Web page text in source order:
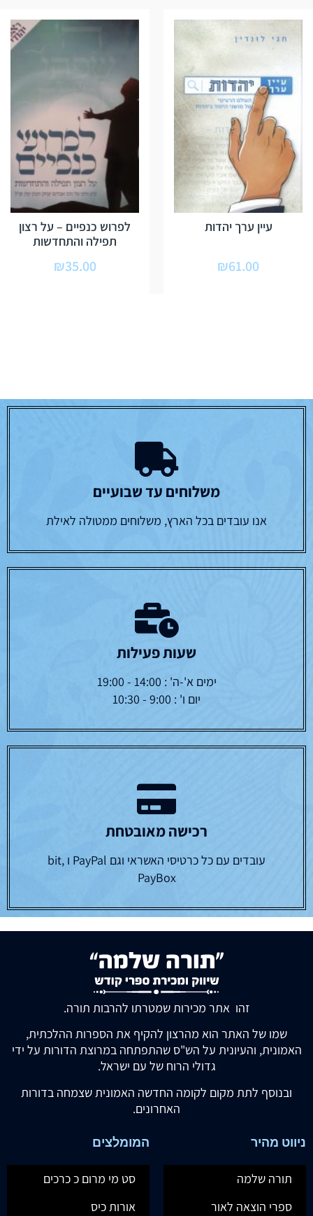
עיין ערך יהדות
₪61.00
לפרוש כנפיים – על רצון
תפילה והתחדשות
₪35.00
משלוחים עד שבועיים
אנו עובדים בכל הארץ, משלוחים ממטולה לאילת
שעות פעילות
ימים א'-ה' : 14:00 - 19:00
יום ו' : 9:00 - 10:30
רכישה מאובטחת
עובדים עם כל כרטיסי האשראי וגם PayPal ו bit,
PayBox
זהו אתר מכירות שמטרתו להרבות תורה.
שמו של האתר הוא מהרצון להקיף את הספרות ההלכתית,
האמונית, והעיונית על הש"ס שהתפתחה במרוצת הדורות על ידי
גדולי הרוח של עם ישראל.
ובנוסף לתת מקום לקומה החדשה האמונית שצמחה בדורות
האחרונים.
ניווט מהיר
תורה שלמה
ספרי הוצאה לאור
המומלצים
סט מי מרום כ כרכים
אורות כיס